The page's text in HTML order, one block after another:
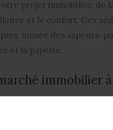
projet immobilier, de
et le confort. Gex
musée des sapeurs-
et la papette.
immobilier
de Gex affiche des
de Gex. En moyenne,